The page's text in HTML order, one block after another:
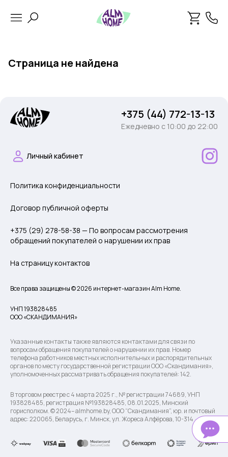
Страница не найдена
+375 (44) 772-13-13
Ежедневно c 10:00 до 22:00
Личный кабинет
Политика конфиденциальности
Договор публичной оферты
+375 (29) 278-58-38 — По вопросам рассмотрения
обращений покупателей о нарушении их прав
На страницу контактов
Все права защищены © 2026 интернет-магазин Alm Home.
УНП 193828485
ООО «СКАНДИМАНИЯ»
Указанные контакты также являются контактами для связи по
вопросам обращения покупателей о нарушении их прав. Номер
телефона работников местных исполнительных и распорядительных
органов по месту государственной регистрации ООО «Скандимания»,
уполномоченных рассматривать обращения покупателей: 142.
В торговом реестре с 4 марта 2025 г., № регистрации 74689, УНП
193828485, регистрация №193828485, 08.01.2025, Минский
горисполком. © 2024– almhome.by, ООО “Скандимания”, юр. и почтовый
адрес: 220065, Беларусь, г. Минск, ул. Жореса Алфёрова, 10-314